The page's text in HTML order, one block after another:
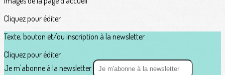
Cliquez pour éditer
Texte, bouton et/ou inscription à la newsletter
Cliquez pour éditer
Je m'abonne à la newsletter